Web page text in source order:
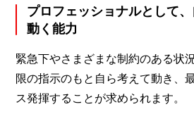
プロフェッショナルとして
動く能力
緊急下やさまざまな制約のある状
限の指示のもと自ら考えて動き、
ス発揮することが求められます。